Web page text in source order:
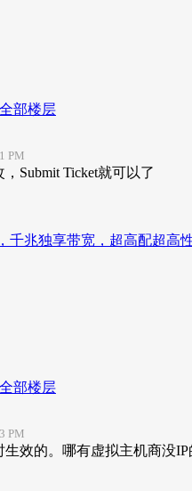
部楼层
PM
Submit Ticket就可以了
千兆独享带宽，超高配超高
部楼层
PM
效的。哪有虚拟主机商没IP